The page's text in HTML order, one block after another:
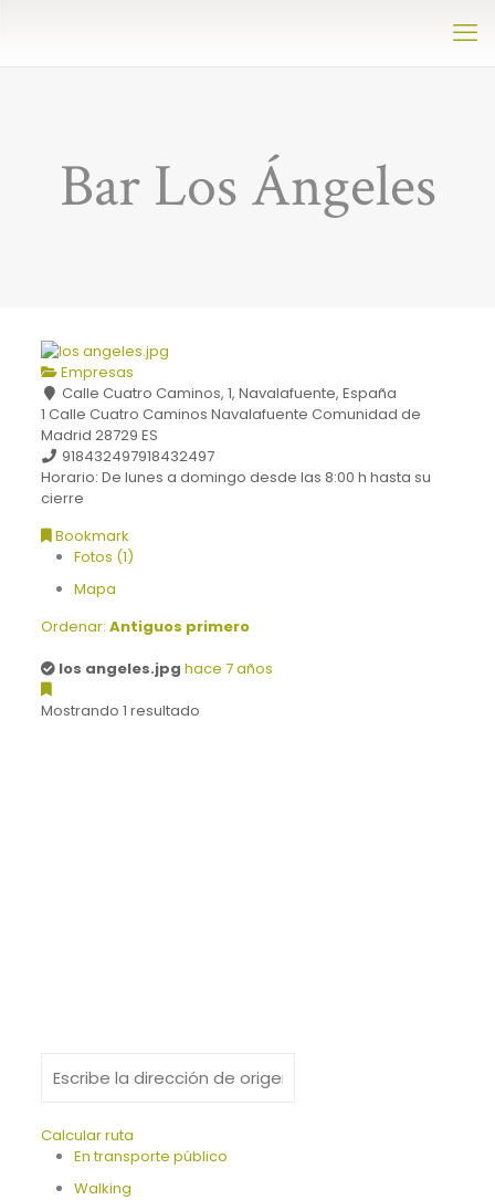
Bar Los Ángeles
Empresas
Calle Cuatro Caminos, 1, Navalafuente, España
1 Calle Cuatro Caminos Navalafuente Comunidad de
Madrid 28729 ES
918432497918432497
Horario: De lunes a domingo desde las 8:00 h hasta su
cierre
Bookmark
Fotos (1)
Mapa
Ordenar: Antiguos primero
los angeles.jpg hace 7 años
Mostrando 1 resultado
Calcular ruta
En transporte público
Walking